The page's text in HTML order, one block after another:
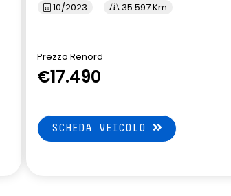
10/2023
35.597 Km
Prezzo Renord
€17.490
SCHEDA VEICOLO